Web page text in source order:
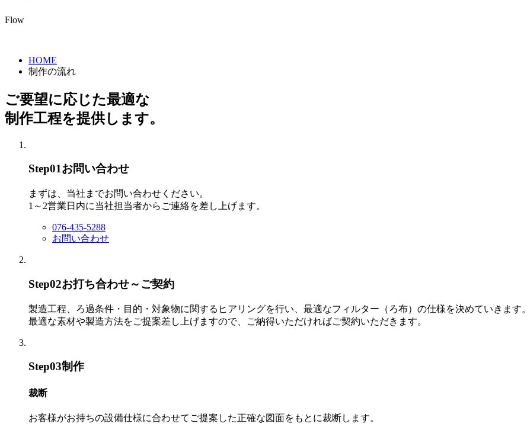
Flow
HOME
制作の流れ
ご要望に応じた最適な
制作工程を提供します。
Step01お問い合わせ
まずは、当社までお問い合わせください。
1～2営業日内に当社担当者からご連絡を差し上げます。
076-435-5288
お問い合わせ
Step02お打ち合わせ～ご契約
製造工程、ろ過条件・目的・対象物に関するヒアリングを行い、最適なフィルター（ろ布）の仕様を決めていきます。
最適な素材や製造方法をご提案差し上げますので、ご納得いただければご契約いただきます。
Step03制作
裁断
お客様がお持ちの設備仕様に合わせてご提案した正確な図面をもとに裁断します。